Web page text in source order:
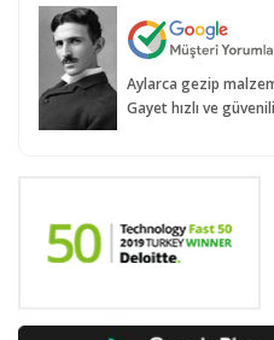
Aylarca gezip
Gayet hızlı ve